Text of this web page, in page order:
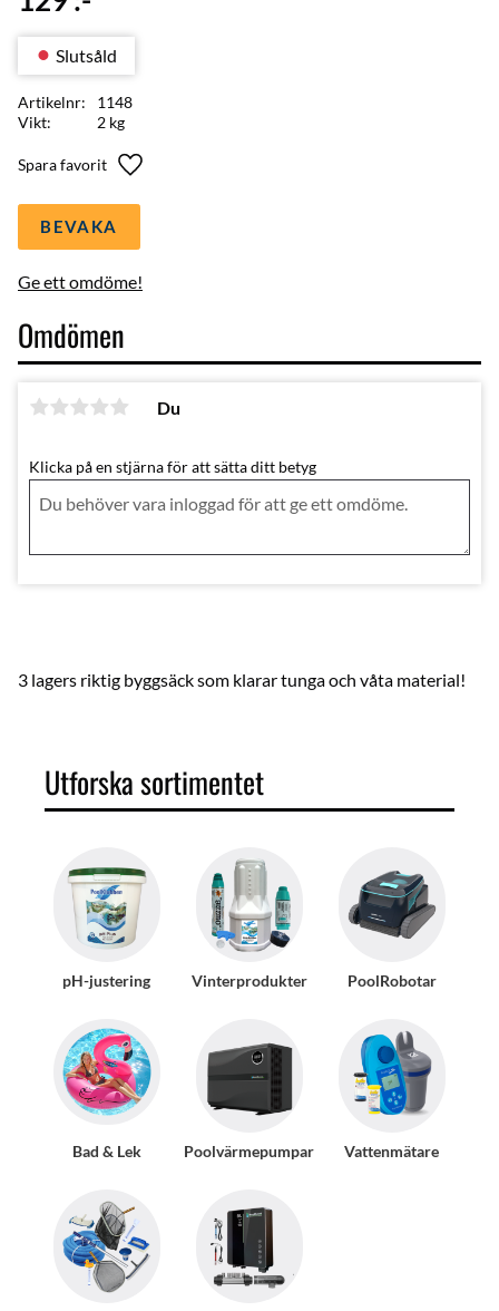
Lägg till i favoriter
BEVAKA
Slutsåld
Artikelnr
1148
Vikt
2 kg
Ge ett omdöme!
3 lagers riktig byggsäck som klarar tunga och våta material!
Omdömen
Du
Klicka på en stjärna för att sätta ditt betyg
Utforska sortimentet
pH-justering Vinterprodukter PoolRobotar
Bad & Lek Poolvärmepumpar Vattenmätare